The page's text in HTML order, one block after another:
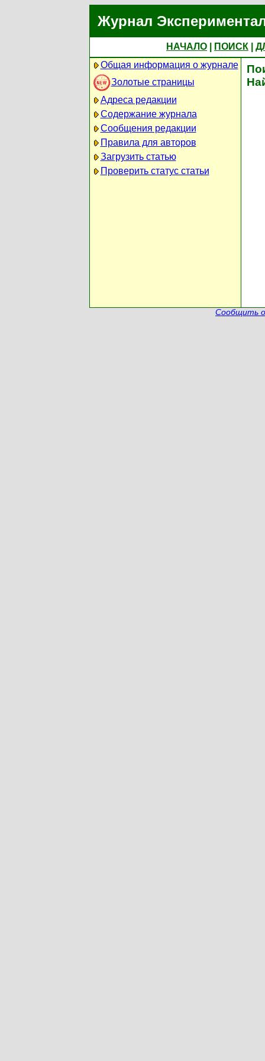
Журнал
НАЧАЛО ПОИСК
Общая информация о журнале
Золотые страницы
Адреса редакции
Содержание журнала
Сообщения редакции
Правила для авторов
Загрузить статью
Проверить статус статьи
Сообщить о